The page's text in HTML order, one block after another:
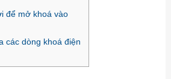
để mở khoá vào
các dòng khoá điện